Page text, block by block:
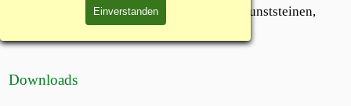
Einverstanden
Mörtel, Ziegel und Tonwaren, Natur‐ und Kunststeinen,
Downloads